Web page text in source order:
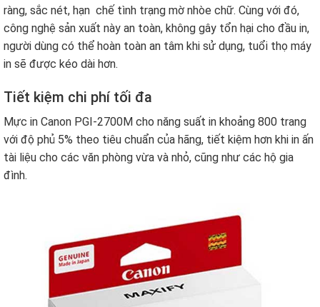
ràng, sắc nét, hạn chế tình trạng mờ nhòe chữ. Cùng với đó,
công nghệ sản xuất này an toàn, không gây tổn hại cho đầu in,
người dùng có thể hoàn toàn an tâm khi sử dụng, tuổi thọ máy
in sẽ được kéo dài hơn.
Tiết kiệm chi phí tối đa
Mực in Canon PGI-2700M cho năng suất in khoảng 800 trang
với độ phủ 5% theo tiêu chuẩn của hãng, tiết kiệm hơn khi in ấn
tài liệu cho các văn phòng vừa và nhỏ, cũng như các hộ gia
đình.